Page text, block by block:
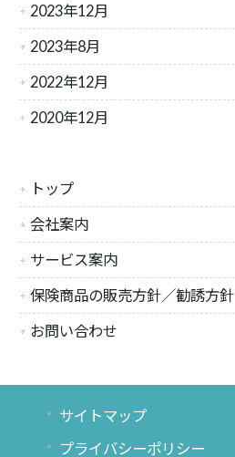
2023年12月
2023年8月
2022年12月
2020年12月
トップ
会社案内
サービス案内
保険商品の販売方針／勧誘方針
お問い合わせ
サイトマップ
プライバシーポリシー